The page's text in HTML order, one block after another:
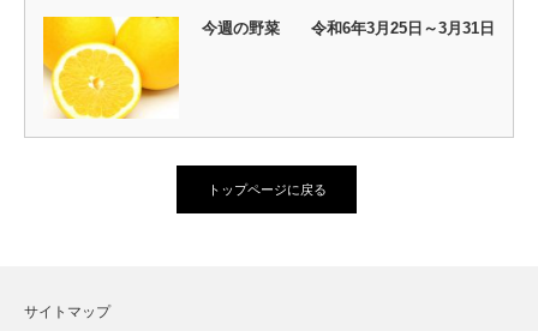
今週の野菜 令和6年3月25日～3月31日
トップページに戻る
サイトマップ